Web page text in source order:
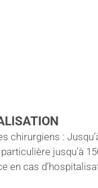
chirurgiens :
particulière jusqu'à
en cas